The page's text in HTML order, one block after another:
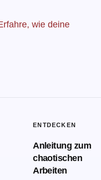
wie deine
ENTDECKEN
Anleitung zum
chaotischen
Arbeiten